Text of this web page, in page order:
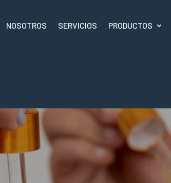
NOSOTROS SERVICIOS PRODUCTOS